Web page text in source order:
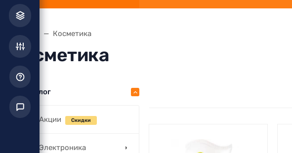
Главная Косметика
Косметика
Каталог
Акции Скидки
Электроника